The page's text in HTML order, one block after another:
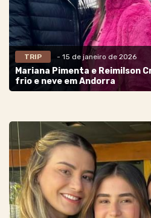
TRIP - 15 de janeiro de 2026
Mariana Pimenta e Reimilson
frio e neve em Andorra